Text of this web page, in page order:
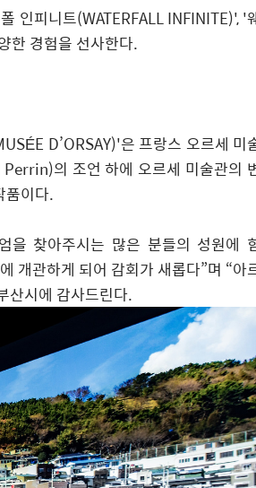
인피니트(WATERFALL INFINITE)','
한 경험을 선사한다.
ÉE D’ORSAY)'은 프랑스 오르세 미
의 조언 하에 오르세 미술관의
품이다.
을 찾아주시는 많은 분들의 성원에
개관하게 되어 감회가 새롭다”며 “아
산시에 감사드린다.